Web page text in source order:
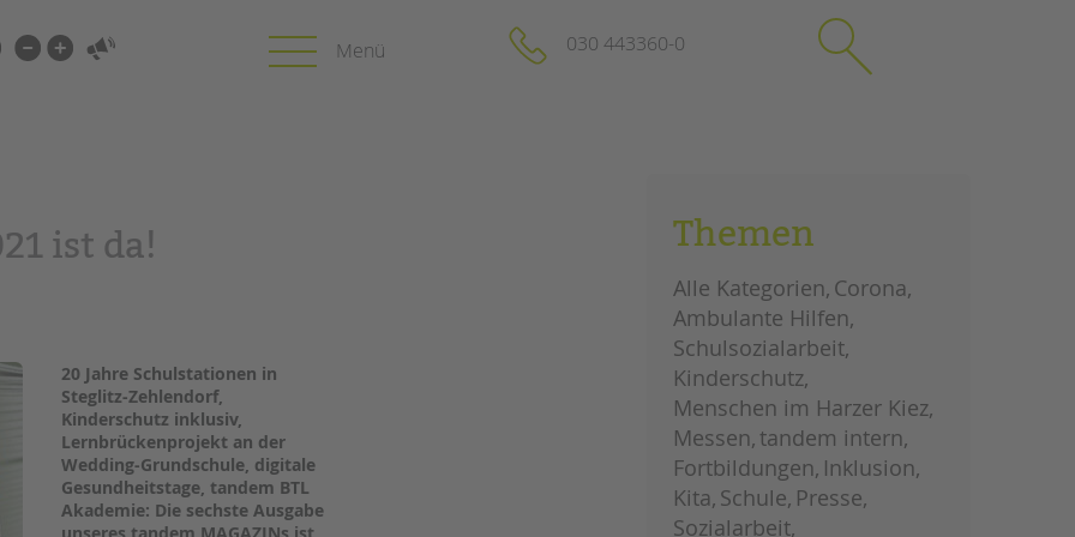
schoolcoach BTL
tandem international
Impressum
Datenschutz
Hinweisgebersystem
Intranet
schließen
030 443360-0
Suchen
ist da!
20 Jahre Schulstationen in
Steglitz-Zehlendorf,
Kinderschutz inklusiv,
Lernbrückenprojekt an der
Wedding-Grundschule, digitale
Gesundheitstage, tandem BTL
Akademie: Die sechste Ausgabe
Themen
Alle Kategorien Corona
Ambulante Hilfen
Schulsozialarbeit
Kinderschutz
Menschen im Harzer Kiez
Messen tandem intern
Fortbildungen Inklusion
Kita Schule Presse
Sozialarbeit